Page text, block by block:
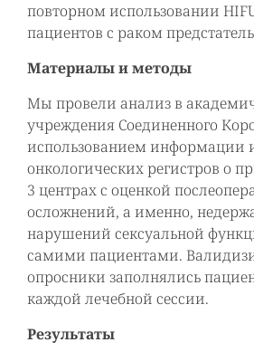
повторном использовании
пациентов с раком
Материалы и методы
Мы провели анализ в
учреждения Соединенного
использованием информации
онкологических регистров о
3 центрах с оценкой
осложнений, а именно,
нарушений сексуальной
самими пациентами.
опросники заполнялись
каждой лечебной сессии.
Результаты